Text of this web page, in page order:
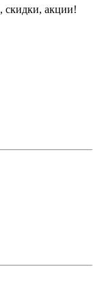
, скидки, акции!